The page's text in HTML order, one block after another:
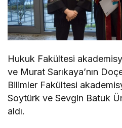
Hukuk Fakültesi
ve Murat Sarıkaya’nın
Bilimler Fakültesi
Soytürk ve Sevgin Batuk
aldı.